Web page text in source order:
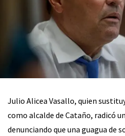
Julio Alicea Vasallo, quien
como alcalde de Cataño, radicó
denunciando que una guagua de